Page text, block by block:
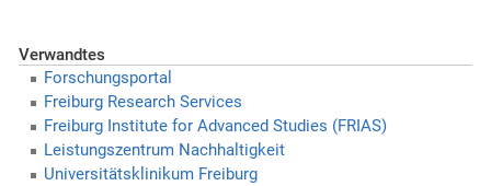
Verwandtes
Forschungsportal
Freiburg Research Services
Freiburg Institute for Advanced Studies (FRIAS)
Leistungszentrum Nachhaltigkeit
Universitätsklinikum Freiburg